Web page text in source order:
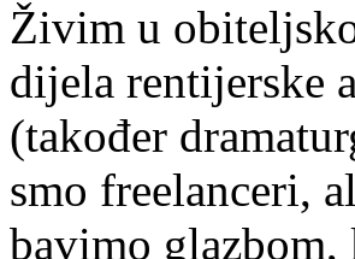
Živim u
dijela rentijerske
(također
smo freelanceri,
bavimo